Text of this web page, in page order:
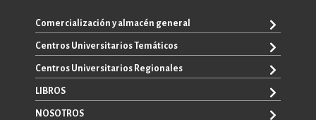
Comercialización y almacén general
ventas@editorial.udg.mx
WhatsApp: +52 33 1433 6869
Centros Universitarios Temáticos
CUAAD
CUCEA
Centros Universitarios Regionales
CUAAD
CUCBA
LIBROS
TODOS LOS LIBROS
NOSOTROS